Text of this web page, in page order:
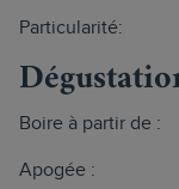
Particularité:
Boire à partir de :
Apogée :